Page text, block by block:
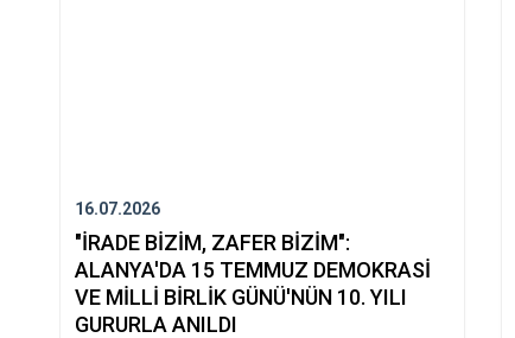
16.07.2026
"İRADE BİZİM, ZAFER BİZİM":
ALANYA'DA 15 TEMMUZ DEMOKRASİ
VE MİLLİ BİRLİK GÜNÜ'NÜN 10. YILI
GURURLA ANILDI